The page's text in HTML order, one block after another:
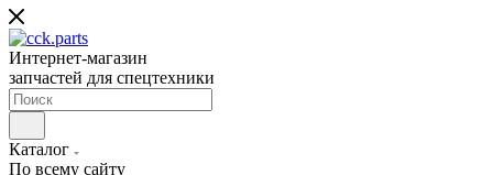
Интернет-магазин
запчастей для спецтехники
Каталог
По всему сайту